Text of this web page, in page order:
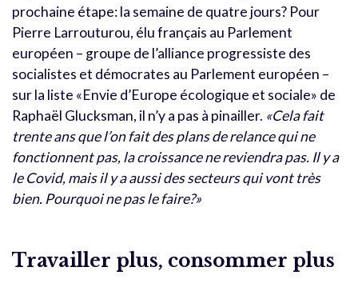
prochaine étape: la semaine de quatre jours? Pour
Pierre Larrouturou, élu français au Parlement
européen – groupe de l’alliance progressiste des
socialistes et démocrates au Parlement européen –
sur la liste «Envie d’Europe écologique et sociale» de
Raphaël Glucksman, il n’y a pas à pinailler. «Cela fait
trente ans que l’on fait des plans de relance qui ne
fonctionnent pas, la croissance ne reviendra pas. Il y a
le Covid, mais il y a aussi des secteurs qui vont très
bien. Pourquoi ne pas le faire?»
Travailler plus, consommer plus